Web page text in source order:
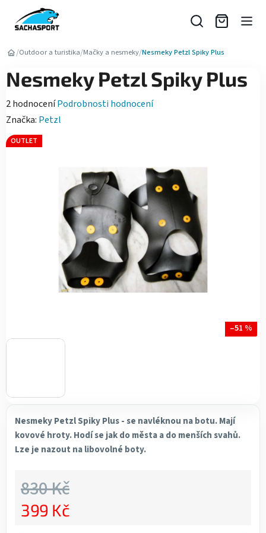
obsah
/Outdoor a turistika/Mačky a nesmeky/Nesmeky Petzl Spiky Plus
Nesmeky Petzl Spiky Plus - se navléknou na botu. Mají
kovové hroty. Hodí se jak do města a do menších svahů.
Lze je nazout na libovolné boty.
830 Kč
399 Kč
Nesmeky Petzl Spiky Plus
Průměrné
hodnocení
produktu
je
2 hodnoceníPodrobnosti hodnocení
Značka: Petzl
OUTLET
–51 %